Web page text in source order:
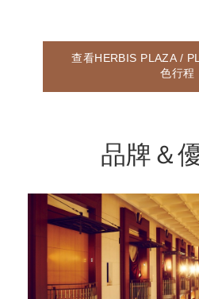
查看HERBIS PLAZA /
色行程
品牌＆